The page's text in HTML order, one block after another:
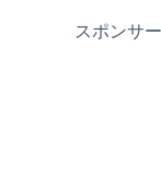
スポンサ